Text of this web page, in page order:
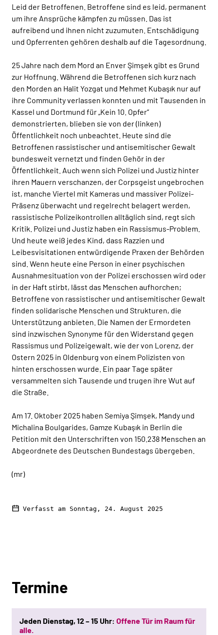
Leid der Betroffenen. Betroffene sind es leid, permanent
um ihre Ansprüche kämpfen zu müssen. Das ist
aufreibend und ihnen nicht zuzumuten. Entschädigung
und Opferrenten gehören deshalb auf die Tagesordnung.
25 Jahre nach dem Mord an Enver Şimşek gibt es Grund
zur Hoffnung. Während die Betroffenen sich kurz nach
den Morden an Halit Yozgat und Mehmet Kubaşık nur auf
ihre Community verlassen konnten und mit Tausenden in
Kassel und Dortmund für „Kein 10. Opfer“
demonstrierten, blieben sie von der (linken)
Öffentlichkeit noch unbeachtet. Heute sind die
Betroffenen rassistischer und antisemitischer Gewalt
bundesweit vernetzt und finden Gehör in der
Öffentlichkeit. Auch wenn sich Polizei und Justiz hinter
ihren Mauern verschanzen, der Corpsgeist ungebrochen
ist, manche Viertel mit Kameras und massiver Polizei-
Präsenz überwacht und regelrecht belagert werden,
rassistische Polizeikontrollen alltäglich sind, regt sich
Kritik. Polizei und Justiz haben ein Rassismus-Problem.
Und heute weiß jedes Kind, dass Razzien und
Leibesvisitationen entwürdigende Praxen der Behörden
sind. Wenn heute eine Person in einer psychischen
Ausnahmesituation von der Polizei erschossen wird oder
in der Haft stirbt, lässt das Menschen aufhorchen;
Betroffene von rassistischer und antisemitischer Gewalt
finden solidarische Menschen und Strukturen, die
Unterstützung anbieten. Die Namen der Ermordeten
sind inzwischen Synonyme für den Widerstand gegen
Rassismus und Polizeigewalt, wie der von Lorenz, der
Ostern 2025 in Oldenburg von einem Polizisten von
hinten erschossen wurde. Ein paar Tage später
versammelten sich Tausende und trugen ihre Wut auf
die Straße.
Am 17. Oktober 2025 haben Semiya Şimşek, Mandy und
Michalina Boulgarides, Gamze Kubaşık in Berlin die
Petition mit den Unterschriften von 150.238 Menschen an
Abgeordnete des Deutschen Bundestags übergeben.
(mr)
Verfasst am Sonntag, 24. August 2025
Termine
Jeden Dienstag, 12 – 15 Uhr: Offene Tür im Raum für
alle.